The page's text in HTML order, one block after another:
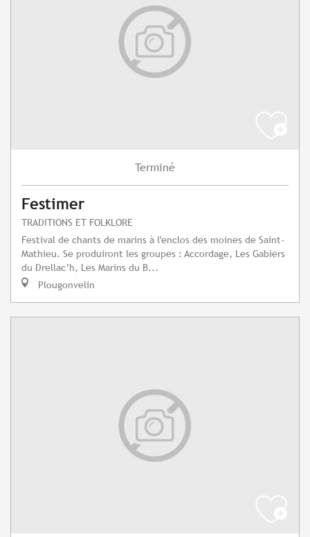
Terminé
Festimer
TRADITIONS ET FOLKLORE
Festival de chants de marins à l'enclos des moines de Saint-
Mathieu. Se produiront les groupes : Accordage, Les Gabiers
du Drellac’h, Les Marins du B...
Plougonvelin